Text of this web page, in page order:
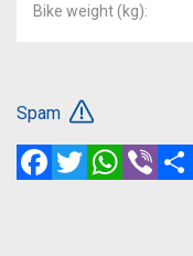
Bike weight (kg)
Spam
FacebookTwitterWhatsApp
Viber